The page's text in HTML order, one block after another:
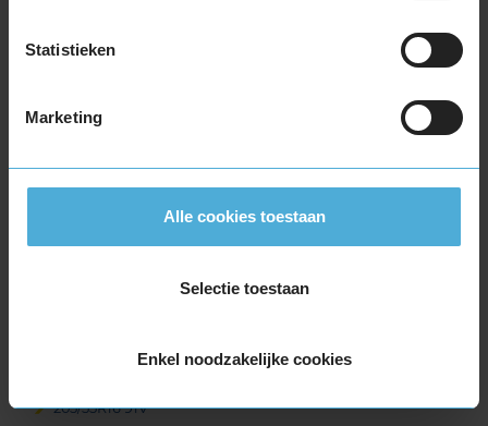
Statistieken
Marketing
Alle cookies toestaan
Selectie toestaan
Enkel noodzakelijke cookies
of
16-inch banden
195/55R16 91W EXTRALOAD
195/60R16 93V EXTRALOAD
205/55R16 91V